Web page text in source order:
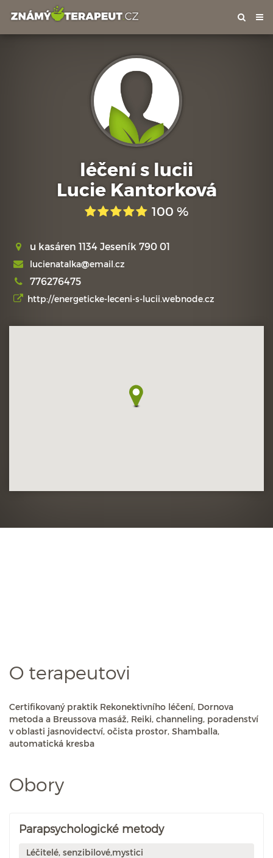
léčení s lucii
Lucie Kantorková
100 %
u kasáren 1134 Jeseník 790 01
lucienatalka@email.cz
776276475
http://energeticke-leceni-s-lucii.webnode.cz
O terapeutovi
Certifikovaný praktik Rekonektivního léčení, Dornova
metoda a Breussova masáž, Reiki, channeling, poradenství
v oblasti jasnovidectví, očista prostor, Shamballa,
automatická kresba
Obory
Parapsychologické metody
Léčitelé, senzibilové,mystici